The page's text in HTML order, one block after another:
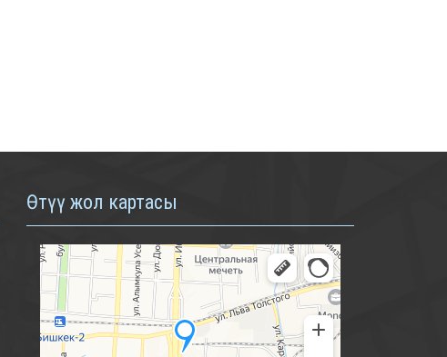
Өтүү жол картасы